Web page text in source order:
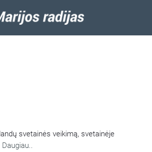
svetainės veikimą, svetainėje
Daugiau..